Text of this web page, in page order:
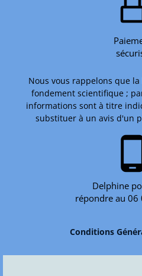
Nous vous rappelons que
fondement scientifique ;
informations sont à titre
substituer à un avis d'un
Delphine
répondre au 06
Conditions